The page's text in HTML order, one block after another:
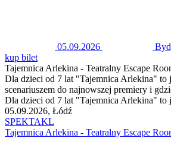
05.09.2026
kup bilet
Tajemnica Arlekina - Teatralny Escape
Dla dzieci od 7 lat "Tajemnica Arlekina" to
scenariuszem do najnowszej premiery i
Dla dzieci od 7 lat "Tajemnica Arlekina" to
05.09.2026, Łódź
SPEKTAKL
Tajemnica Arlekina - Teatralny Escape